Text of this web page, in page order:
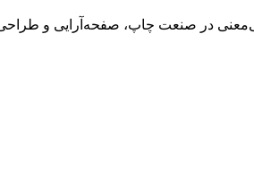
بی‌معنی در صنعت چاپ، صفحه‌آرایی و